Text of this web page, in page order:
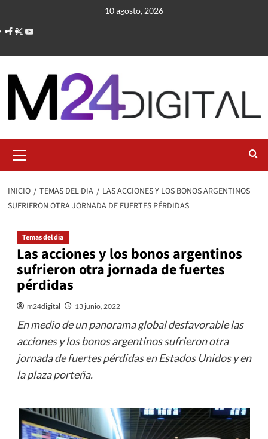
contenido
10 agosto, 2026
primario
INICIO TEMAS DEL DIA
LAS ACCIONES Y LOS BONOS ARGENTINOS
SUFRIERON OTRA JORNADA DE FUERTES PÉRDIDAS
Temas del dia
Las acciones y los bonos argentinos
sufrieron otra jornada de fuertes
pérdidas
m24digital 13 junio, 2022
En medio de un panorama global desfavorable las
acciones y los bonos argentinos sufrieron otra
jornada de fuertes pérdidas en Estados Unidos y en
la plaza porteña.